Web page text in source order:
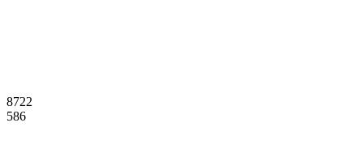
8722
586